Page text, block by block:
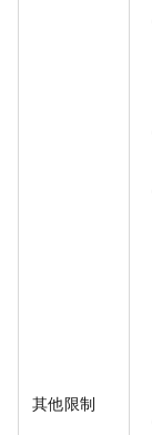
其他限制